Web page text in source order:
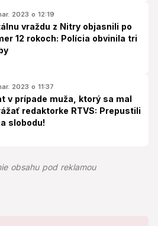
2023 o 12:19
vraždu z Nitry objasnili po
12 rokoch: Polícia obvinila tri
2023 o 11:37
v prípade muža, ktorý sa mal
redaktorke RTVS: Prepustili
slobodu!
obsahu pod reklamou